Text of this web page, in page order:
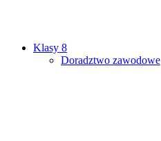
Klasy 8
Doradztwo zawodowe